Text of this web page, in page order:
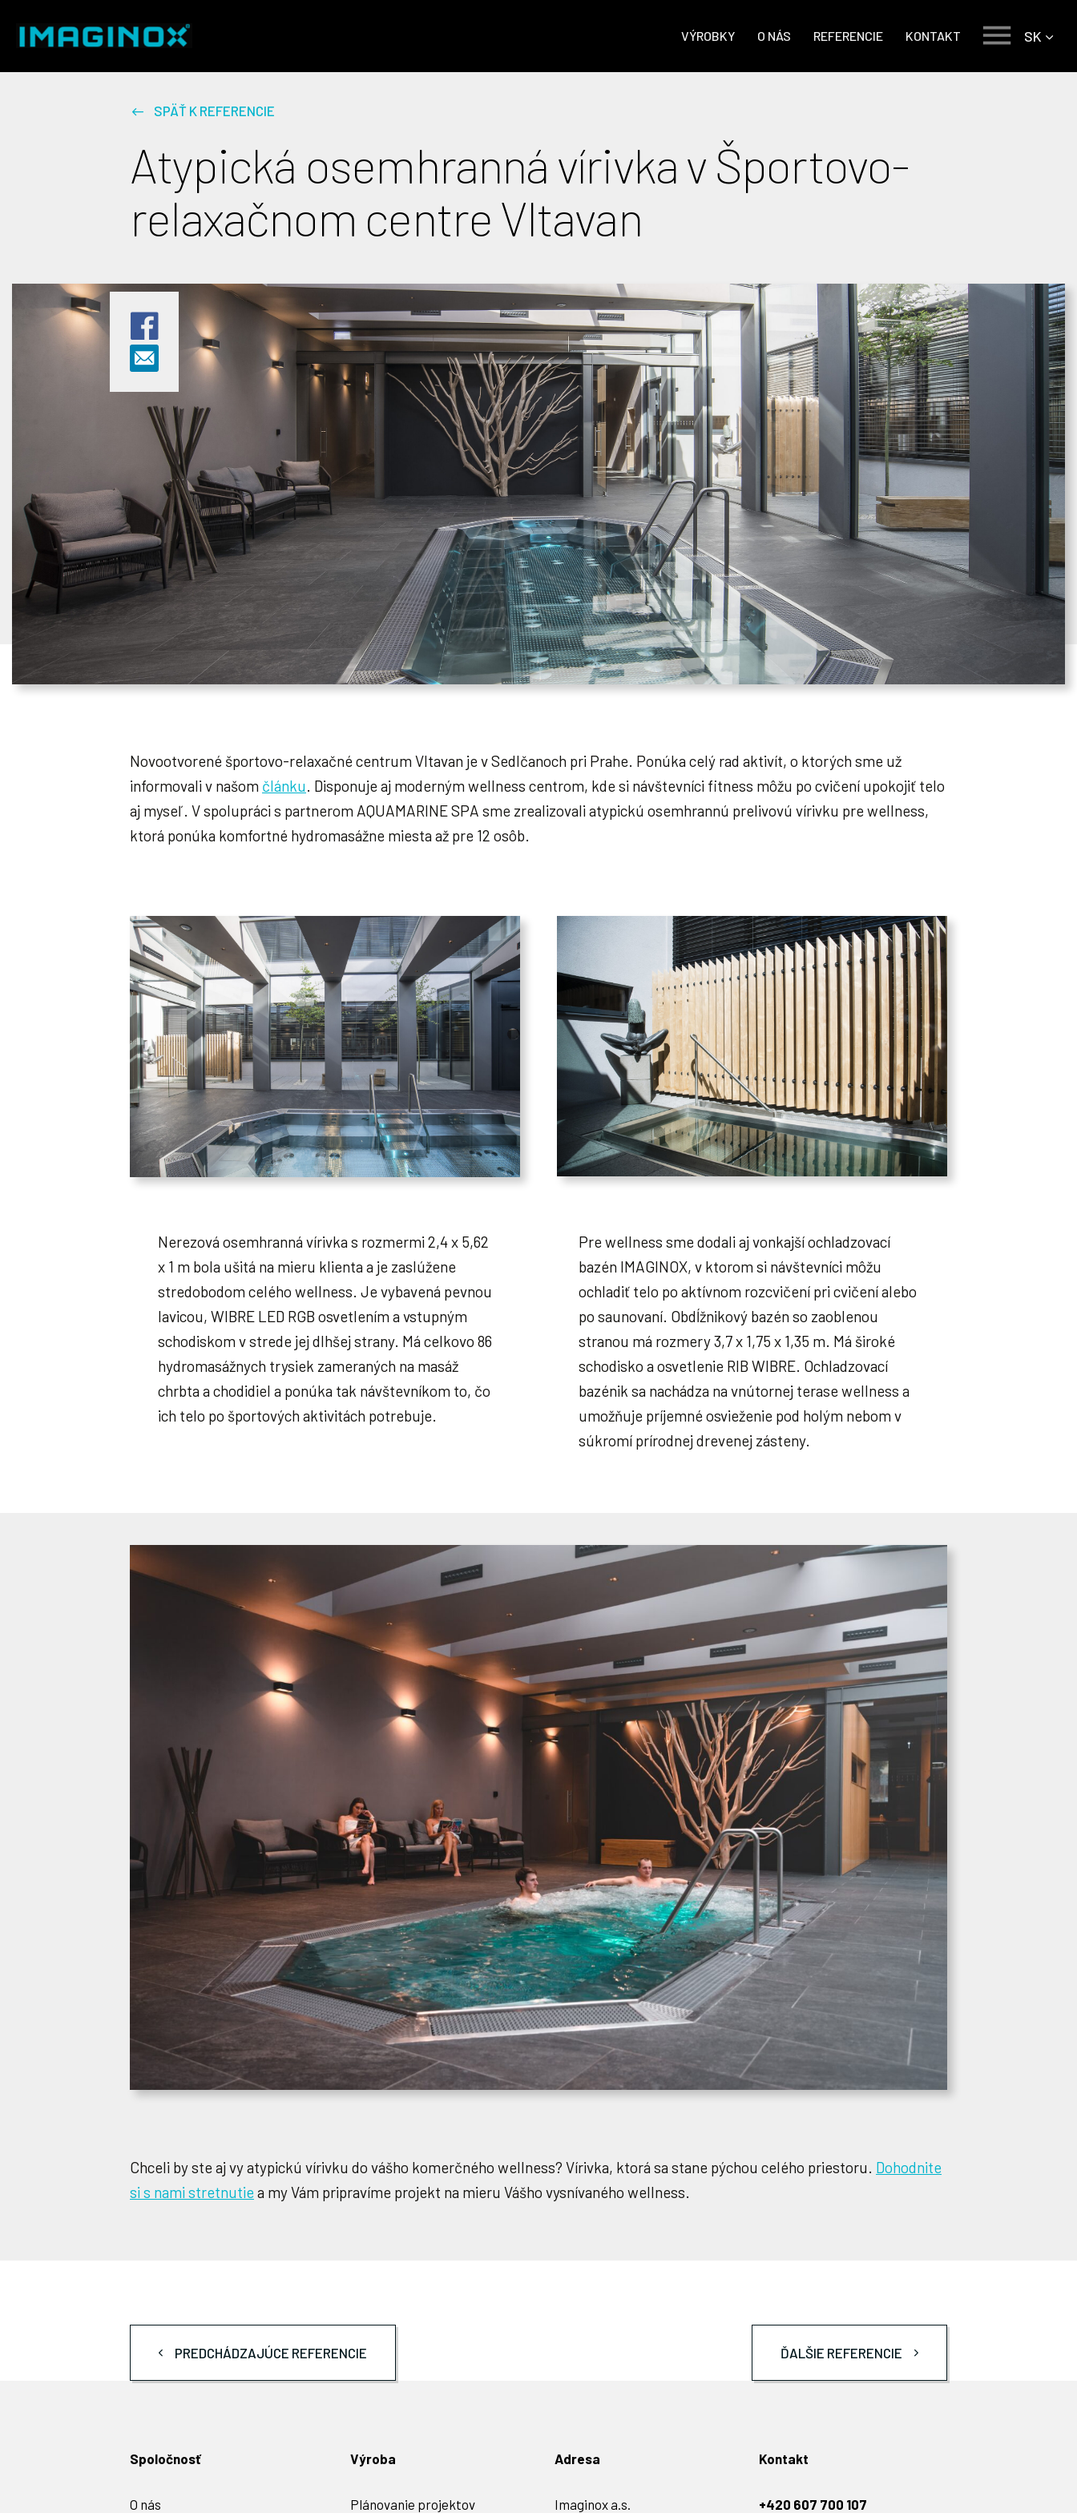
VÝROBKY O NÁS REFERENCIE KONTAKT SK
SPÄŤ K REFERENCIE
Atypická osemhranná vírivka v Športovo-
relaxačnom centre Vltavan
Novootvorené športovo-relaxačné centrum Vltavan je v Sedlčanoch pri Prahe. Ponúka celý rad aktivít, o ktorých sme už
informovali v našom článku. Disponuje aj moderným wellness centrom, kde si návštevníci fitness môžu po cvičení upokojiť telo
aj myseľ. V spolupráci s partnerom AQUAMARINE SPA sme zrealizovali atypickú osemhrannú prelivovú vírivku pre wellness,
ktorá ponúka komfortné hydromasážne miesta až pre 12 osôb.
Nerezová osemhranná vírivka s rozmermi 2,4 x 5,62
x 1 m bola ušitá na mieru klienta a je zaslúžene
stredobodom celého wellness. Je vybavená pevnou
lavicou, WIBRE LED RGB osvetlením a vstupným
schodiskom v strede jej dlhšej strany. Má celkovo 86
hydromasážnych trysiek zameraných na masáž
chrbta a chodidiel a ponúka tak návštevníkom to, čo
ich telo po športových aktivitách potrebuje.
Pre wellness sme dodali aj vonkajší ochladzovací
bazén IMAGINOX, v ktorom si návštevníci môžu
ochladiť telo po aktívnom rozcvičení pri cvičení alebo
po saunovaní. Obdĺžnikový bazén so zaoblenou
stranou má rozmery 3,7 x 1,75 x 1,35 m. Má široké
schodisko a osvetlenie RIB WIBRE. Ochladzovací
bazénik sa nachádza na vnútornej terase wellness a
umožňuje príjemné osvieženie pod holým nebom v
súkromí prírodnej drevenej zásteny.
Chceli by ste aj vy atypickú vírivku do vášho komerčného wellness? Vírivka, ktorá sa stane pýchou celého priestoru. Dohodnite
si s nami stretnutie a my Vám pripravíme projekt na mieru Vášho vysnívaného wellness.
PREDCHÁDZAJÚCE REFERENCIE ĎALŠIE REFERENCIE
Spoločnosť
O nás
Výroba
Plánovanie projektov
Adresa
Imaginox a.s.
Kontakt
+420 607 700 107